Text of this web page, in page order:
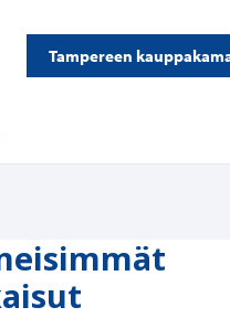
Tampereen